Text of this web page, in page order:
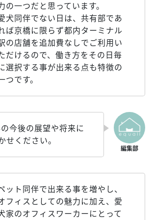
の一つだと思っています。
犬同伴でない日は、共有部であ
ば京橋に限らず都内ターミナル
の店舗を追加費なしでご利用い
だけるので、働き方をその日毎
選択する事が出来る点も特徴の
つです。
今後の展望や将来に
せください。
ット同伴で出来る事を増やし、
フィスとしての魅力に加え、愛
家のオフィスワーカーにとって